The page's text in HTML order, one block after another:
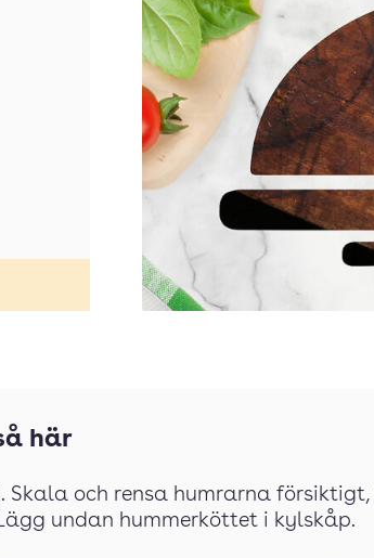
här
Skala och rensa humrarna
undan hummerköttet i kylskåp.